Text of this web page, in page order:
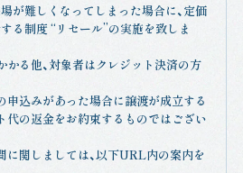
が難しくなってしまった場合に、定価
る制度 “リセール”の実施を致しま
かる他、対象者はクレジット決済の方
申込みがあった場合に譲渡が成立する
代の返金をお約束するものではござい
に関しましては、以下URL内の案内を